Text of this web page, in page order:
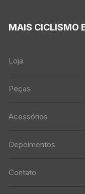
MAIS CICLISMO
Loja
Peças
Acessórios
Depoimentos
Contato